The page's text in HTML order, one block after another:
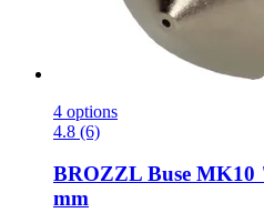
4 options
4.8 (6)
BROZZL Buse MK10
mm